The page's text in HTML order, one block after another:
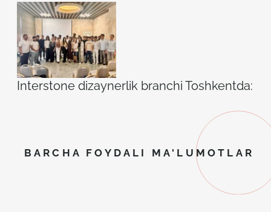
Interstone dizaynerlik branchi Toshkentda:
BARCHA FOYDALI MA'LUMOTLAR